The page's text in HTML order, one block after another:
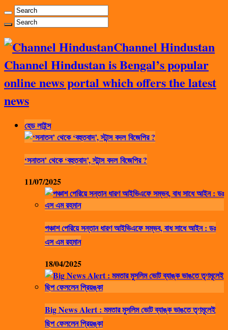
Channel Hindustan
Channel Hindustan is Bengal’s popular
online news portal which offers the latest
news
হেড লাইন্স
‘সনাতন’ থেকে ‘বহুতবাদ’, স্টান্স বদল বিজেপির ?
11/07/2025
পঞ্চাশ পেরিয়ে সন্তান ধারণ আইভিএফে সম্ভব, বাধ সাধে আইন : ডঃ
এস এম রহমান
18/04/2025
Big News Alert : মমতার মুসলিম ভোট ব্যাঙ্ক ভাঙতে তৃণমূলেই
ছিপ ফেললেন প্রিয়ঙ্কা